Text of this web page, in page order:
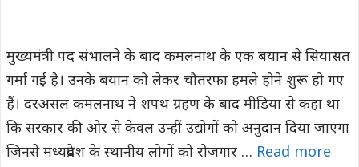
मुख्यमंत्री पद संभालने के बाद कमलनाथ के एक बयान से सियासत
गर्मा गई है। उनके बयान को लेकर चौतरफा हमले होने शुरू हो गए
हैं। दरअसल कमलनाथ ने शपथ ग्रहण के बाद मीडिया से कहा था
कि सरकार की ओर से केवल उन्हीं उद्योगों को अनुदान दिया जाएगा
जिनसे मध्यप्रदेश के स्थानीय लोगों को रोजगार … Read more